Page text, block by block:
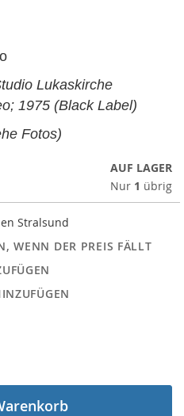
Lukaskirche
1975 (Black Label)
Fotos)
AUF LAGER
Nur 1 übrig
Stralsund
WENN DER PREIS FÄLLT